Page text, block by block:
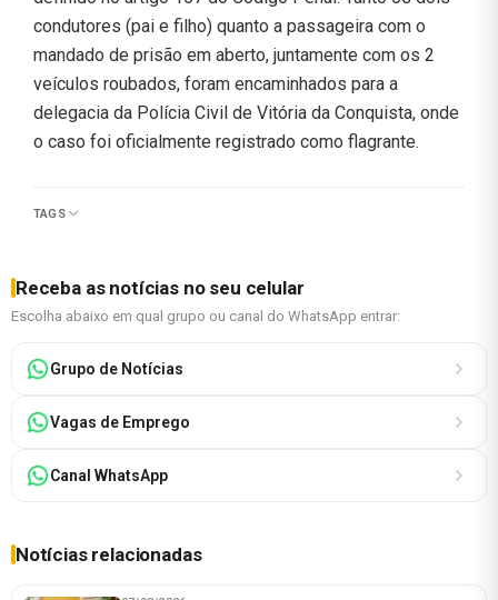
condutores (pai e filho) quanto a passageira com o
mandado de prisão em aberto, juntamente com os 2
veículos roubados, foram encaminhados para a
delegacia da Polícia Civil de Vitória da Conquista, onde
o caso foi oficialmente registrado como flagrante.
TAGS
Receba as notícias no seu celular
Escolha abaixo em qual grupo ou canal do WhatsApp entrar:
Grupo de Notícias
Vagas de Emprego
Canal WhatsApp
Notícias relacionadas